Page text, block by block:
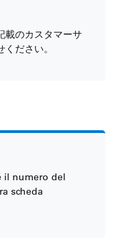
載のカスタマーサ
ださい。
il numero del
scheda